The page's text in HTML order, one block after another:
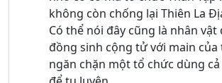
không còn chống lại Thiên La
Có thể nói đây cũng là nhân vật
đồng sinh cộng tử với main của
ngăn chặn một tổ chức dùng